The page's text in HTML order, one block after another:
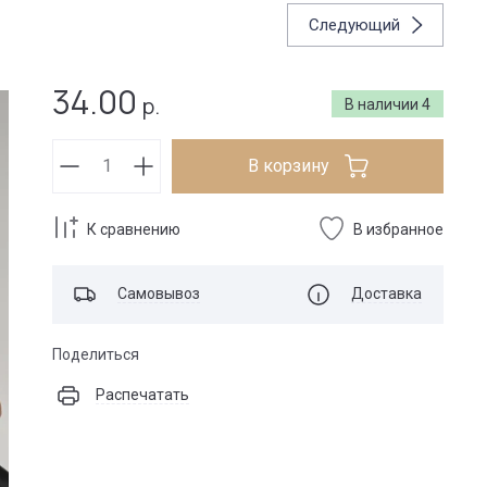
Следующий
В наличии 4
34.00 р.
В корзину
К сравнению В избранное
Самовывоз Доставка
Поделиться
Распечатать